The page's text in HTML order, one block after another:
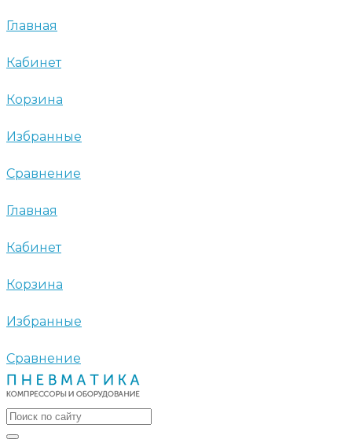
Главная
Кабинет
Корзина
Избранные
Сравнение
Главная
Кабинет
Корзина
Избранные
Сравнение